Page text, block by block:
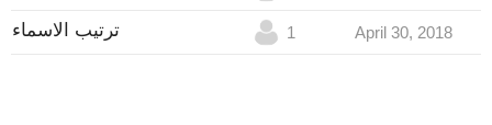
ترتيب الاسماء 1 April 30, 2018